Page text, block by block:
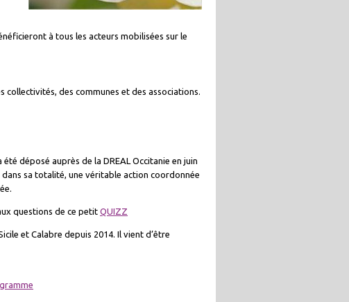
à tous les acteurs mobilisées sur le
des communes et des associations.
déposé auprès de la DREAL Occitanie en juin
sa totalité, une véritable action coordonnée
questions de ce petit QUIZZ
et Calabre depuis 2014. Il vient d’être